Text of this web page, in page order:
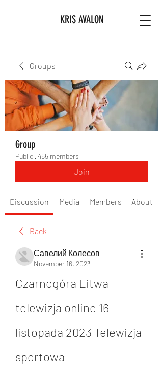
KRIS AVALON
Groups
Group
Public · 465 members
Join
Discussion Media Members About
Back
Савелий Колесов
November 16, 2023
Czarnogóra Litwa
telewizja online 16
listopada 2023 Telewizja
sportowa